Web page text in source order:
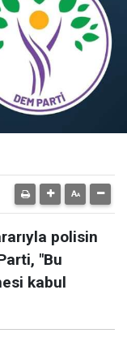
polisin
"Bu
kabul